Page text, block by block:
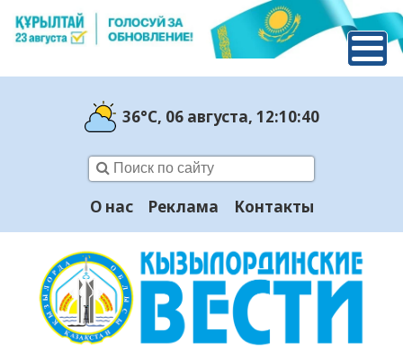
36°C, 06 августа, 12:10:41
О нас Реклама Контакты